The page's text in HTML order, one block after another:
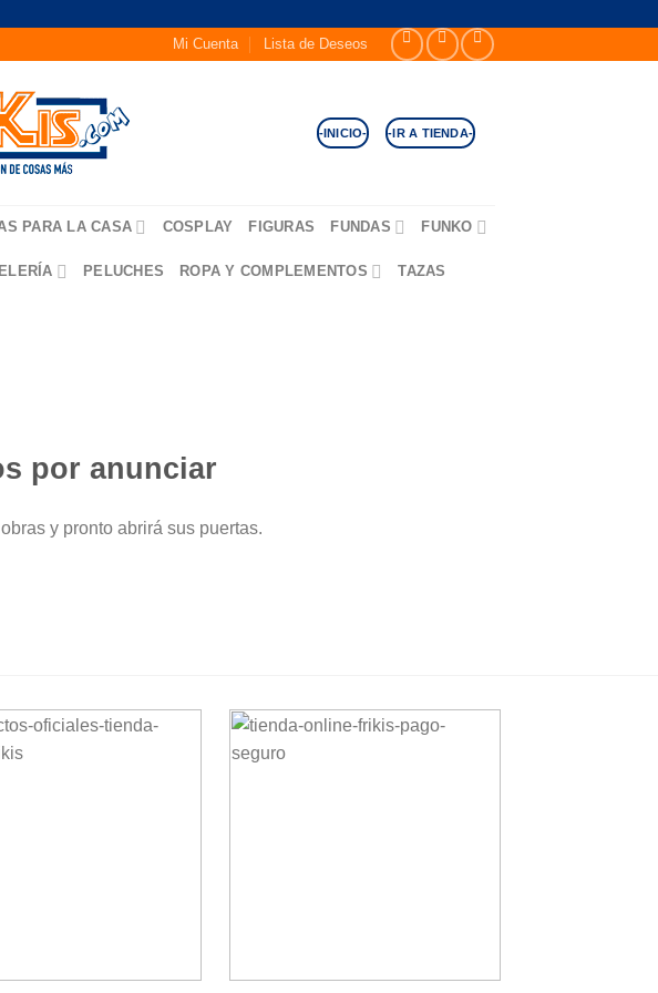
Mi Cuenta Lista de Deseos
-INICIO- -IR A TIENDA-
PARA LA CASA COSPLAY FIGURAS FUNDAS FUNKO
PELUCHES ROPA Y COMPLEMENTOS TAZAS
por anunciar
y pronto abrirá sus puertas.